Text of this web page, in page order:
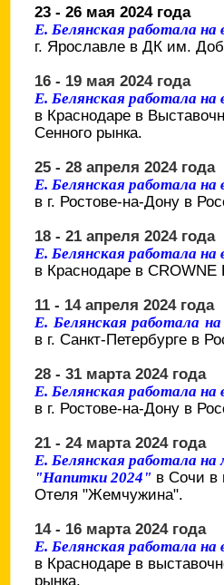
23 - 26 мая 2024 года
Е. Белянская работала
г. Ярославле в ДК им.
16 - 19 мая 2024 года
Е. Белянская работала
в Краснодаре в
Сенного рынка.
25 - 28 апреля 2024 года
Е. Белянская работала
в г. Ростове-на-Дону в
18 - 21 апреля 2024 года
Е. Белянская работала
в Краснодаре в CROWNE
11 - 14 апреля 2024 года
Е. Белянская работала
в г. Санкт-Петербурге в
28 - 31 марта 2024 года
Е. Белянская работала
в г. Ростове-на-Дону в
21 - 24 марта 2024 года
Е. Белянская работала
"Напитки 2024" в Сочи в
Отеля "Жемчужина".
14 - 16 марта 2024 года
Е. Белянская работала
в Краснодаре в
рынка.